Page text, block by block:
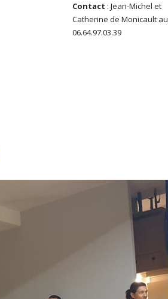
Contact : Jean-Michel et
Catherine de Monicault au
06.64.97.03.39